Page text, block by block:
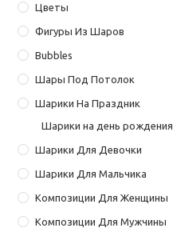
Цветы
Фигуры Из Шаров
Bubbles
Шары Под Потолок
Шарики На Праздник
Шарики на день рождения
Шарики Для Девочки
Шарики Для Мальчика
Композиции Для Женщины
Композиции Для Мужчины